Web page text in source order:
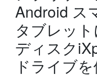
Android ス
タブレッ
ディスク
ドライブ